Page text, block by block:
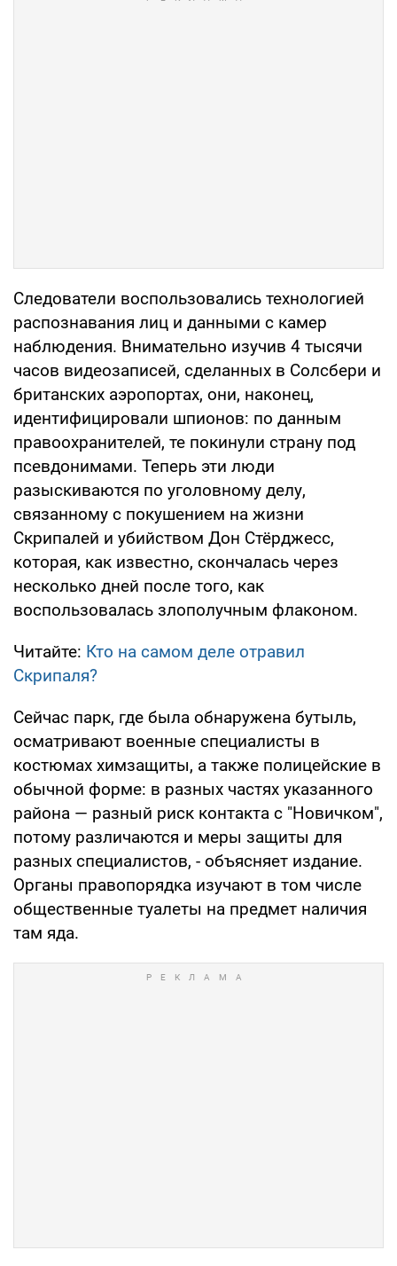
Следователи воспользовались технологией
распознавания лиц и данными с камер
наблюдения. Внимательно изучив 4 тысячи
часов видеозаписей, сделанных в Солсбери и
британских аэропортах, они, наконец,
идентифицировали шпионов: по данным
правоохранителей, те покинули страну под
псевдонимами. Теперь эти люди
разыскиваются по уголовному делу,
связанному с покушением на жизни
Скрипалей и убийством Дон Стёрджесс,
которая, как известно, скончалась через
несколько дней после того, как
воспользовалась злополучным флаконом.
Читайте: Кто на самом деле отравил
Скрипаля?
Сейчас парк, где была обнаружена бутыль,
осматривают военные специалисты в
костюмах химзащиты, а также полицейские в
обычной форме: в разных частях указанного
района — разный риск контакта с "Новичком",
потому различаются и меры защиты для
разных специалистов, - объясняет издание.
Органы правопорядка изучают в том числе
общественные туалеты на предмет наличия
там яда.